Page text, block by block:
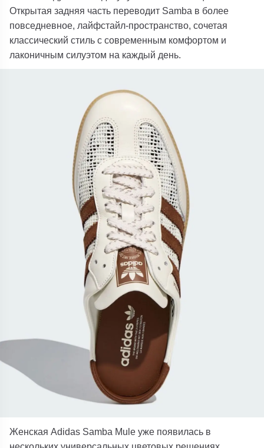
Открытая задняя часть переводит Samba в более
повседневное, лайфстайл-пространство, сочетая
классический стиль с современным комфортом и
лаконичным силуэтом на каждый день.
Женская Adidas Samba Mule уже появилась в